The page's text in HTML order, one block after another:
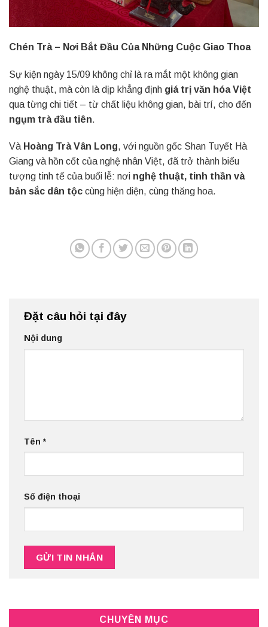
Chén Trà – Nơi Bắt Đầu Của Những Cuộc Giao Thoa
Sự kiện ngày 15/09 không chỉ là ra mắt một không gian
nghệ thuật, mà còn là dịp khẳng định giá trị văn hóa Việt
qua từng chi tiết – từ chất liệu không gian, bài trí, cho đến
ngụm trà đầu tiên.
Và Hoàng Trà Vân Long, với nguồn gốc Shan Tuyết Hà
Giang và hồn cốt của nghệ nhân Việt, đã trở thành biểu
tượng tinh tế của buổi lễ: nơi nghệ thuật, tinh thần và
bản sắc dân tộc cùng hiện diện, cùng thăng hoa.
Đặt câu hỏi tại đây
Nội dung
Tên*
Số điện thoại
CHUYÊN MỤC